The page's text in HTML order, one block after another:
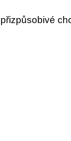
přizpůsobivé